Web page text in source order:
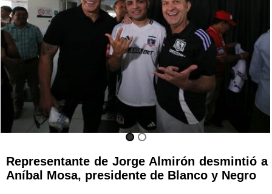
Representante de Jorge Almirón desmintió a
Aníbal Mosa, presidente de Blanco y Negro